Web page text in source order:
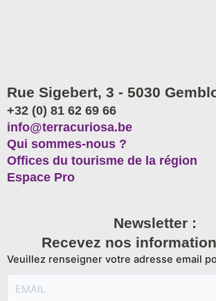
Rue Sigebert, 3 - 5030
+32 (0) 81 62 69 66
info@terracuriosa.be
Qui sommes-nous ?
Offices du tourisme de la région
Espace Pro
Newsletter :
Recevez nos
Veuillez renseigner votre adresse email